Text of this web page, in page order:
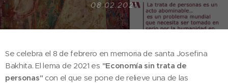
08.02.2021
Se celebra el 8 de febrero en memoria de santa Josefina
Bakhita. El lema de 2021 es "Economía sin trata de
personas" con el que se pone de relieve una de las